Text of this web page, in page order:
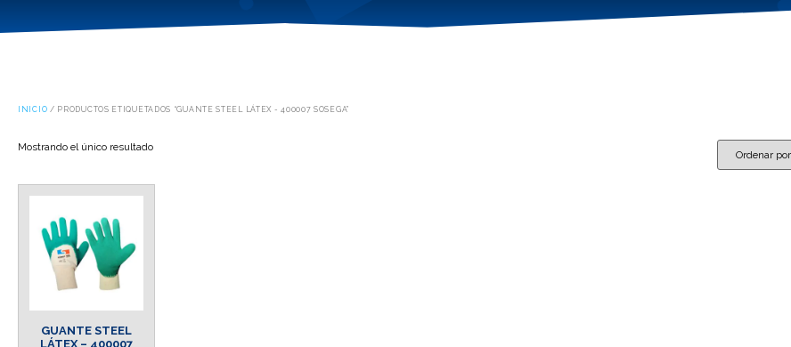
INICIO / PRODUCTOS ETIQUETADOS “GUANTE STEEL LÁTEX - 400007 SOSEGA”
Mostrando el único resultado
GUANTE STEEL
LÁTEX – 400007